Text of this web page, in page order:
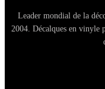
Leader mondial de la
2004. Décalques en vinyle